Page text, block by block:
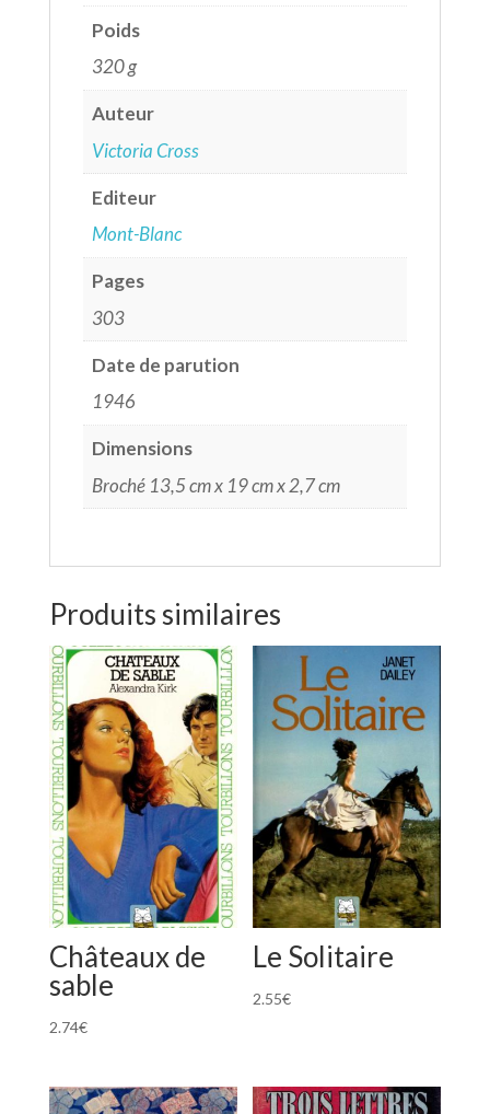
Poids
320 g
Auteur
Victoria Cross
Editeur
Mont-Blanc
Pages
303
Date de parution
1946
Dimensions
Broché 13,5 cm x 19 cm x 2,7 cm
Produits similaires
Châteaux de
sable
2.74€
Le Solitaire
2.55€